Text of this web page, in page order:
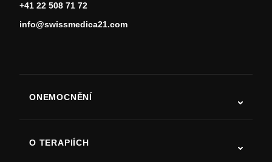
+41 22 508 71 72
info@swissmedica21.com
ONEMOCNĚNÍ
O TERAPIÍCH